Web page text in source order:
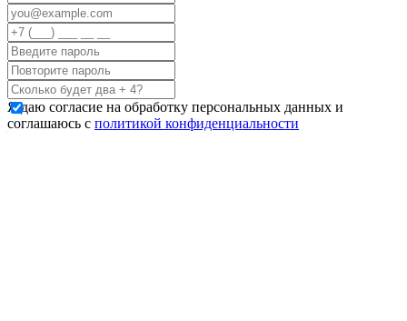
Я даю согласие на обработку персональных данных и
соглашаюсь с политикой конфиденциальности